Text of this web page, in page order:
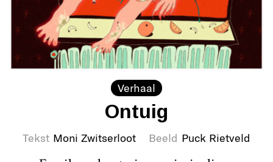
Verhaal
Ontuig
Tekst Moni Zwitserloot Beeld Puck Rietveld